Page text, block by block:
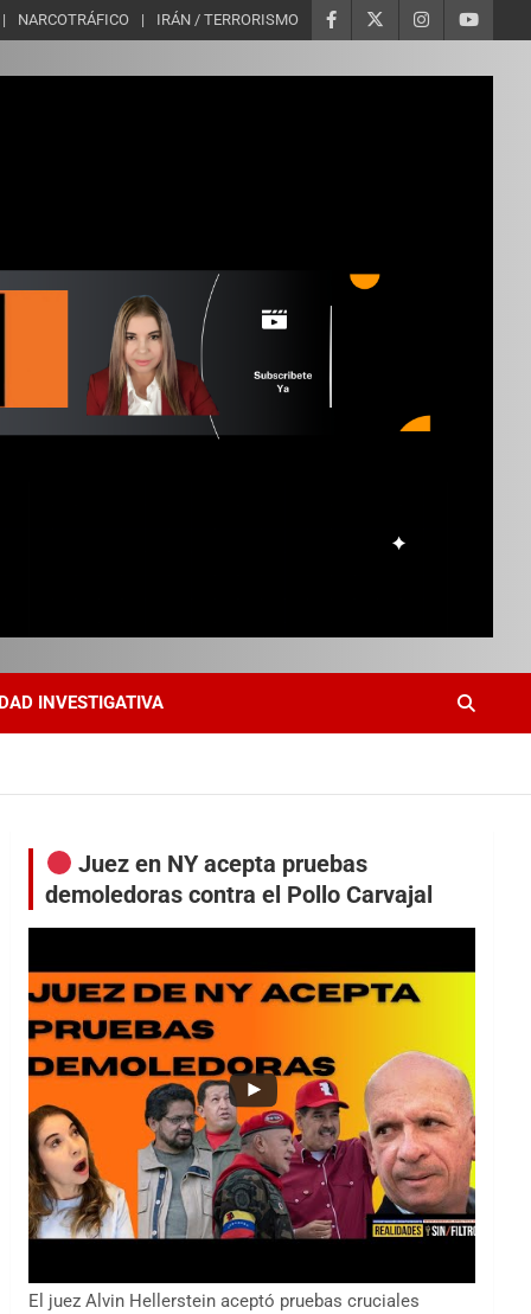
NARCOTRÁFICO IRÁN / TERRORISMO
INVESTIGATIVA
Juez en NY acepta pruebas
demoledoras contra el Pollo Carvajal
El juez Alvin Hellerstein aceptó pruebas cruciales